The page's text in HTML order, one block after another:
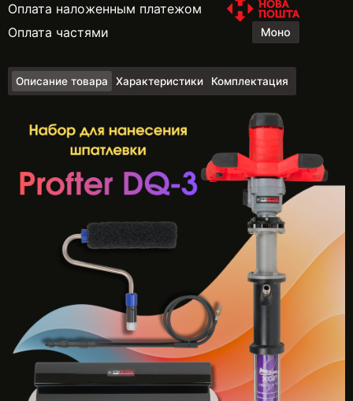
Оплата наложенным платежом
Оплата частями
Описание товара Характеристики Комплектация